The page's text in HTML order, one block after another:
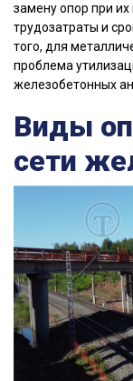
замену опор при
трудозатраты и
того, для
проблема
железобетонных
Виды
сети